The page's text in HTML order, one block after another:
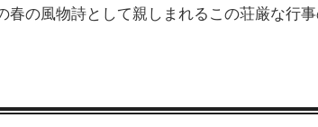
の風物詩として親しまれるこの荘厳な行